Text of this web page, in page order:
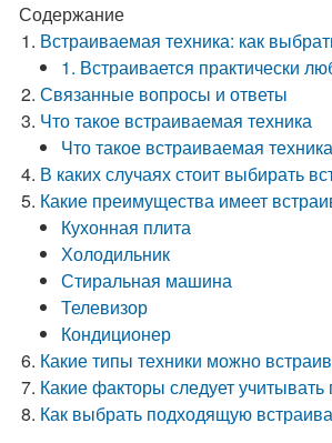
Содержание
Встраиваемая техника: как
1. Встраивается практически
Связанные вопросы и ответы
Что такое встраиваемая техника
Что такое встраиваемая
В каких случаях стоит выбирать
Какие преимущества имеет
Кухонная плита
Холодильник
Стиральная машина
Телевизор
Кондиционер
Какие типы техники можно
Какие факторы следует
Как выбрать подходящую